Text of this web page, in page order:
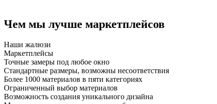
Чем мы лучше маркетплейсов
Наши жалюзи
Маркетплейсы
Точные замеры под любое окно
Стандартные размеры, возможны несоответствия
Более 1000 материалов в пяти категориях
Ограниченный выбор материалов
Возможность создания уникального дизайна